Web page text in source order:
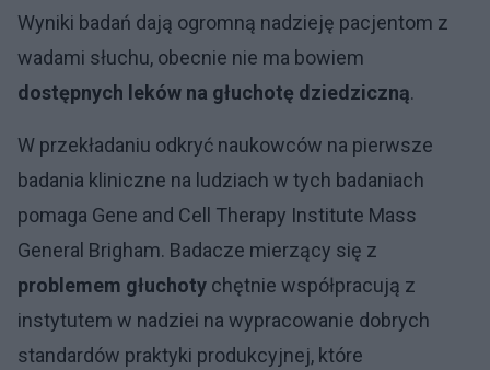
Wyniki badań dają ogromną nadzieję pacjentom z
wadami słuchu, obecnie nie ma bowiem
dostępnych leków na głuchotę dziedziczną.
W przekładaniu odkryć naukowców na pierwsze
badania kliniczne na ludziach w tych badaniach
pomaga Gene and Cell Therapy Institute Mass
General Brigham. Badacze mierzący się z
problemem głuchoty chętnie współpracują z
instytutem w nadziei na wypracowanie dobrych
standardów praktyki produkcyjnej, które